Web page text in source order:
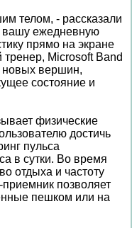
телом, - рассказали
вашу ежедневную
прямо на экране
тренер, Microsoft Band
новых вершин,
состояние и
физические
достичь
пульса
в сутки. Во время
отдыха и частоту
позволяет
пешком или на